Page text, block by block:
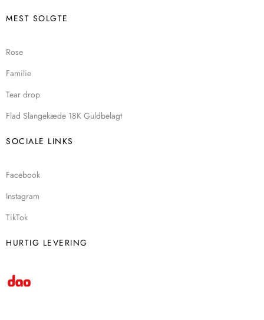
MEST SOLGTE
Rose
Familie
Tear drop
Flad Slangekæde 18K Guldbelagt
SOCIALE LINKS
Facebook
Instagram
TikTok
HURTIG LEVERING